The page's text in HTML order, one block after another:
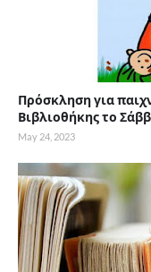
Πρόσκληση για
Βιβλιοθήκης το
May 24, 2023